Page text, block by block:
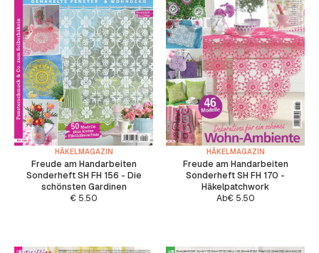
HÄKELMAGAZIN
Freude am Handarbeiten
Sonderheft SH FH 156 - Die
schönsten Gardinen
€ 5.50
HÄKELMAGAZIN
Freude am Handarbeiten
Sonderheft SH FH 170 -
Häkelpatchwork
Ab€5.50